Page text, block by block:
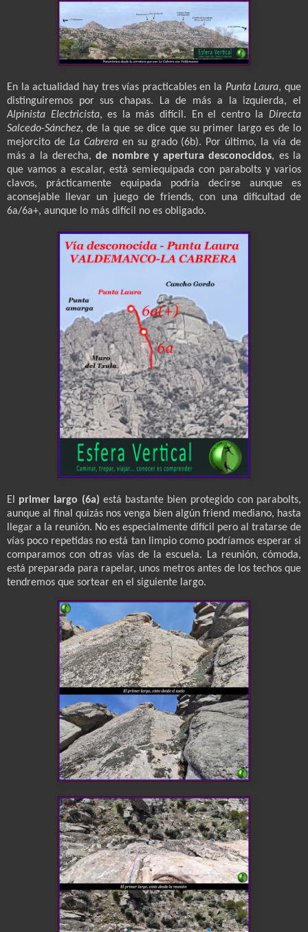
En la actualidad hay tres vías practicables en la Punta Laura, que
distinguiremos por sus chapas. La de más a la izquierda, el
Alpinista Electricista, es la más difícil. En el centro laDirecta
Salcedo-Sánchez, de la que se dice que su primer largo es de lo
mejorcito de La Cabreraen su grado (6b). Por último, la vía de
más a la derecha,de nombre y apertura desconocidos, es la
que vamos a escalar, está semiequipada con parabolts y varios
clavos, prácticamente equipada podría decirse aunque es
aconsejable llevar un juego de friends, con una dificultad de
6a/6a+, aunque lo más difícil no es obligado.
El primer largo (6a) está bastante bien protegido con parabolts,
aunque al final quizás nos venga bien algún friend mediano, hasta
llegar a la reunión. No es especialmente difícil pero al tratarse de
vías poco repetidas no está tan limpio como podríamos esperar si
comparamos con otras vías de la escuela. La reunión, cómoda,
está preparada para rapelar, unos metros antes de los techos que
tendremos que sortear en el siguiente largo.